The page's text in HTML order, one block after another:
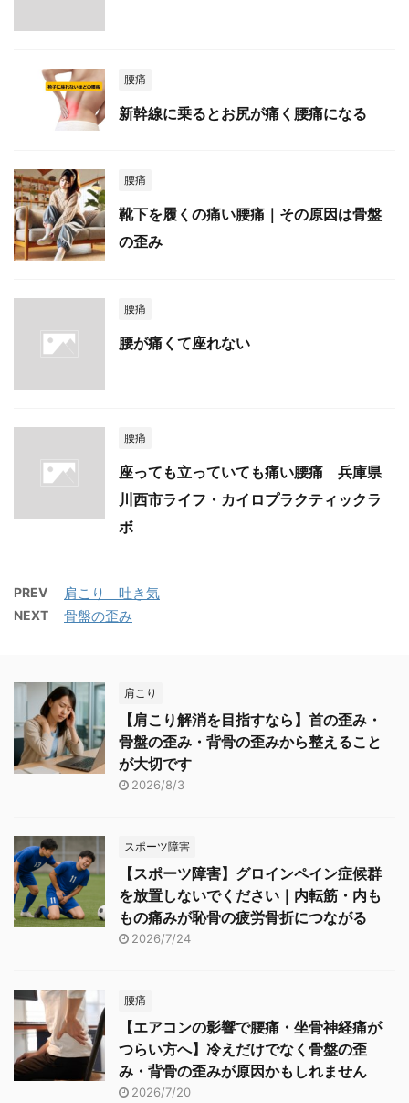
腰痛
新幹線に乗るとお尻が痛く腰痛になる
腰痛
靴下を履くの痛い腰痛｜その原因は骨盤
の歪み
腰痛
腰が痛くて座れない
腰痛
座っても立っていても痛い腰痛 兵庫県
川西市ライフ・カイロプラクティックラ
ボ
PREV 肩こり 吐き気
NEXT 骨盤の歪み
肩こり
【肩こり解消を目指すなら】首の歪み・
骨盤の歪み・背骨の歪みから整えること
が大切です
2026/8/3
スポーツ障害
【スポーツ障害】グロインペイン症候群
を放置しないでください｜内転筋・内も
もの痛みが恥骨の疲労骨折につながる
2026/7/24
腰痛
【エアコンの影響で腰痛・坐骨神経痛が
つらい方へ】冷えだけでなく骨盤の歪
み・背骨の歪みが原因かもしれません
2026/7/20